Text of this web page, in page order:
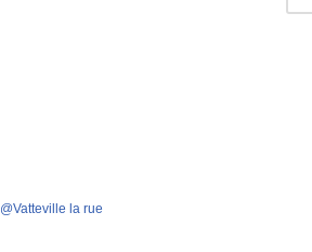
@Vatteville la rue